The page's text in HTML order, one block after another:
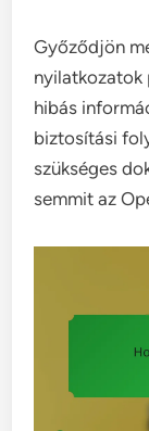
Győződjön
nyilatkozatok
hibás
biztosítási
szükséges
semmit az